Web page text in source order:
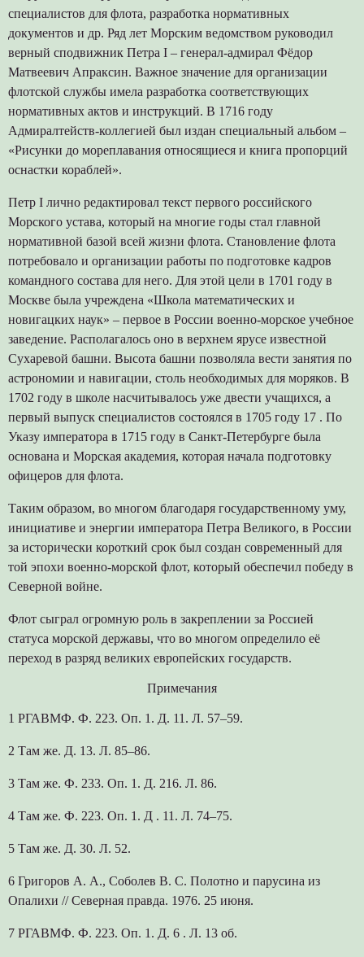
специалистов для флота, разработка нормативных
документов и др. Ряд лет Морским ведомством руководил
верный сподвижник Петра I – генерал-адмирал Фёдор
Матвеевич Апраксин. Важное значение для организации
флотской службы имела разработка соответствующих
нормативных актов и инструкций. В 1716 году
Адмиралтейств-коллегией был издан специальный альбом –
«Рисунки до мореплавания относящиеся и книга пропорций
оснастки кораблей».
Петр I лично редактировал текст первого российского
Морского устава, который на многие годы стал главной
нормативной базой всей жизни флота. Становление флота
потребовало и организации работы по подготовке кадров
командного состава для него. Для этой цели в 1701 году в
Москве была учреждена «Школа математических и
новигацких наук» – первое в России военно-морское учебное
заведение. Располагалось оно в верхнем ярусе известной
Сухаревой башни. Высота башни позволяла вести занятия по
астрономии и навигации, столь необходимых для моряков. В
1702 году в школе насчитывалось уже двести учащихся, а
первый выпуск специалистов состоялся в 1705 году 17 . По
Указу императора в 1715 году в Санкт-Петербурге была
основана и Морская академия, которая начала подготовку
офицеров для флота.
Таким образом, во многом благодаря государственному уму,
инициативе и энергии императора Петра Великого, в России
за исторически короткий срок был создан современный для
той эпохи военно-морской флот, который обеспечил победу в
Северной войне.
Флот сыграл огромную роль в закреплении за Россией
статуса морской державы, что во многом определило её
переход в разряд великих европейских государств.
Примечания
1 РГАВМФ. Ф. 223. Оп. 1. Д. 11. Л. 57–59.
2 Там же. Д. 13. Л. 85–86.
3 Там же. Ф. 233. Оп. 1. Д. 216. Л. 86.
4 Там же. Ф. 223. Оп. 1. Д . 11. Л. 74–75.
5 Там же. Д. 30. Л. 52.
6 Григоров А. А., Соболев В. С. Полотно и парусина из
Опалихи // Северная правда. 1976. 25 июня.
7 РГАВМФ. Ф. 223. Оп. 1. Д. 6 . Л. 13 об.